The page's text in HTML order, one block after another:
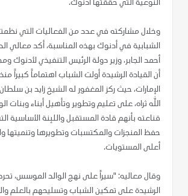
النوعية التي حققتها أدنوك.
وخلال مشاركته في عدد من الفعاليات التي
الشبابية في أدنوك بهذه المناسبة، أكد معالي
أحمد الجابر، وزير دولة الرئيس التنفيذي لأدنوك
أن القيادة الرشيدة أولت الشباب اهتماماً كبيراً
الإمارات، حيث ركز المغفور له الشيخ زايد بن
الله ثراه، على تعليم وتطوير وتأهيل أبناء وبنات
قناعته بأنهم قادة المستقبل واللبِنة الأساسية
حفظ المنجزات والمكتسبات وتطويرها وتنميتها
أعلى المستويات.
وقال معاليه: "سيراً على نهج الوالد الموسس،
الرشيدة على تمكين الشباب وتسليحهم بالعلم